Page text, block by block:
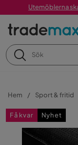
Utemöblerna
Hem Sport & fritid
Få kvar Nyhet